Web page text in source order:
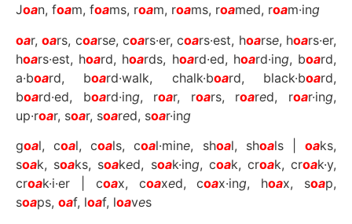
Joan, foam, foams, roam, roams, roamed, roam·ing
oar,oars, coarse, coars·er, coars·est, hoarse, hoars·er,
hoars·est, hoard, hoards, hoard·ed, hoard·ing, board,
a·board, board·walk, chalk·board, black·board,
board·ed, board·ing, roar, roars, roared, roar·ing,
up·roar, soar, soared, soar·ing
goal, coal, coals, coal·mine, shoal, shoals |oaks,
soak, soaks, soaked, soak·ing, coak, croak, croak·y,
croak·i·er | coax, coaxed, coax·ing, hoax, soap,
soaps, oaf, loaf, loaves